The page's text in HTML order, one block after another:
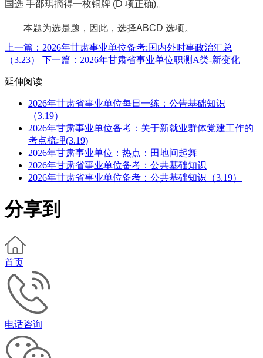
国选 手邵琪摘得一枚铜牌 (D 项正确)。
本题为选是题，因此，选择ABCD 选项。
上一篇：2026年甘肃事业单位备考:国内外时事政治汇总
（3.23）
下一篇：2026年甘肃省事业单位职测A类-新变化
延伸阅读
2026年甘肃省事业单位每日一练：公告基础知识
（3.19）
2026年甘肃事业单位备考：关于新就业群体党建工作的
考点梳理(3.19)
2026年甘肃事业单位：热点：田地间起舞
2026年甘肃省事业单位备考：公共基础知识
2026年甘肃省事业单位备考：公共基础知识（3.19）
分享到
首页
电话咨询